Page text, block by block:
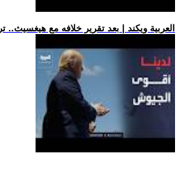
.. العربية ويكند | بعد تقرير خلافه مع